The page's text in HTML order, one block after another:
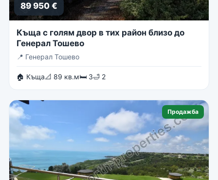
89 950 €
Къща с голям двор в тих район близо до
Генерал Тошево
📍 Генерал Тошево
🏠 Къща📐 89 кв.м🛏 3🛁 2
Продажба